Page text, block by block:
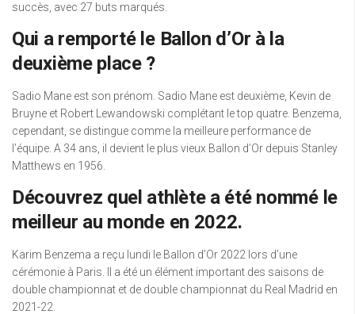
succès, avec 27 buts marqués.
Qui a remporté le Ballon d’Or à la
deuxième place ?
Sadio Mane est son prénom. Sadio Mane est deuxième, Kevin de
Bruyne et Robert Lewandowski complétant le top quatre. Benzema,
cependant, se distingue comme la meilleure performance de
l’équipe. A 34 ans, il devient le plus vieux Ballon d’Or depuis Stanley
Matthews en 1956.
Découvrez quel athlète a été nommé le
meilleur au monde en 2022.
Karim Benzema a reçu lundi le Ballon d’Or 2022 lors d’une
cérémonie à Paris. Il a été un élément important des saisons de
double championnat et de double championnat du Real Madrid en
2021-22.